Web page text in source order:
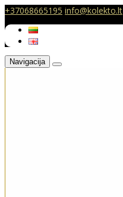
+37068665195 info@kolekto.lt
Navigacija